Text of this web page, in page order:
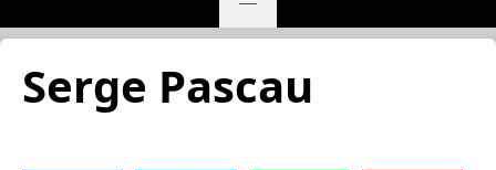
Serge Pascau